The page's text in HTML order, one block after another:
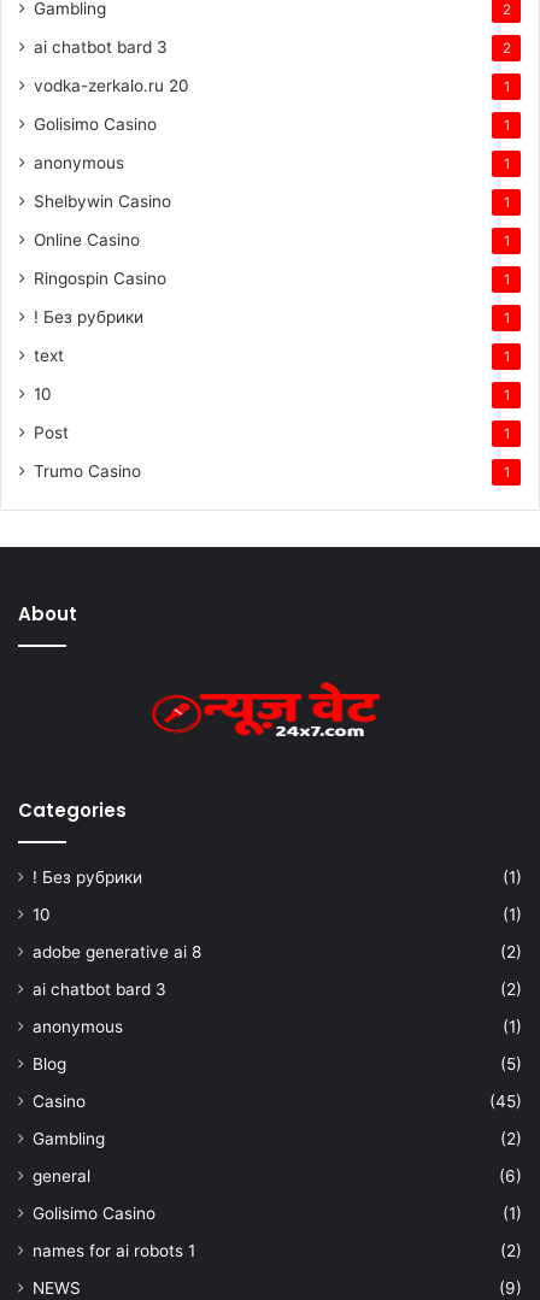
Gambling 2
ai chatbot bard 3 2
vodka-zerkalo.ru 20 1
Golisimo Casino 1
anonymous 1
Shelbywin Casino 1
Online Casino 1
Ringospin Casino 1
! Без рубрики 1
text 1
10 1
Post 1
Trumo Casino 1
About
Categories
! Без рубрики
(1)
10
(1)
adobe generative ai 8
(2)
ai chatbot bard 3
(2)
anonymous
(1)
Blog
(5)
Casino
(45)
Gambling
(2)
general
(6)
Golisimo Casino
(1)
names for ai robots 1
(2)
NEWS
(9)